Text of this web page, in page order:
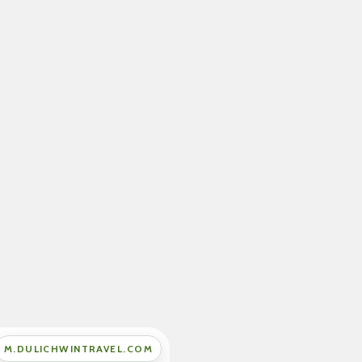
M.DULICHWINTRAVEL.COM